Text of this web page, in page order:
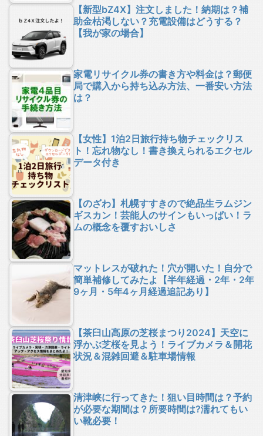
【新型bZ4X】注文しました！納期は？補
助金枯渇しない？充電設備はどうする？
【我が家の場合】
家電リサイクル券の書き方や料金は？郵便
局で購入から持ち込み方法、一番安い方法
は？
【女性】1泊2日旅行持ち物チェックリス
ト！忘れ物なし！書き換えられるエクセル
データ付き
【のざわ】札幌すすきので絶品生ラムジン
ギスカン！芸能人のサインもいっぱい！ラ
ムの概念を覆すおいしさ
マットレスが破れた！穴が開いた！自分で
簡単補修してみたよ【半年経過・2年・2年
9ヶ月・5年4ヶ月経過追記あり】
【茶臼山高原の芝桜まつり2024】天空に
浮かぶ芝桜を見よう！ライブカメラ＆開花
状況＆混雑回避＆駐車場情報
清津峡に行ってきた！狙い目時間は？予約
が必要な期間は？所要時間は?濡れてもい
い靴必要！